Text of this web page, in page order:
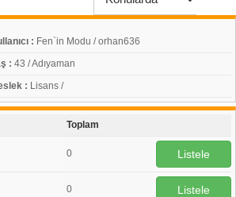
: Fen`in Modu / orhan636
: 43 / Adıyaman
: Lisans /
Toplam
0 Listele
0 Listele